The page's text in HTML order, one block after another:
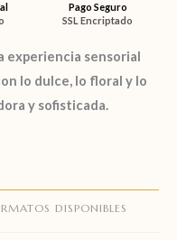
Pago Seguro
SSL Encriptado
experiencia sensorial
lo dulce, lo floral y lo
y sofisticada.
DISPONIBLES